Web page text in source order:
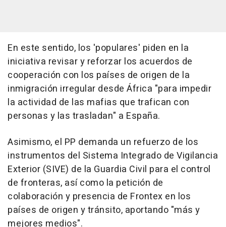
En este sentido, los 'populares' piden en la
iniciativa revisar y reforzar los acuerdos de
cooperación con los países de origen de la
inmigración irregular desde África "para impedir
la actividad de las mafias que trafican con
personas y las trasladan" a España.
Asimismo, el PP demanda un refuerzo de los
instrumentos del Sistema Integrado de Vigilancia
Exterior (SIVE) de la Guardia Civil para el control
de fronteras, así como la petición de
colaboración y presencia de Frontex en los
países de origen y tránsito, aportando "más y
mejores medios".